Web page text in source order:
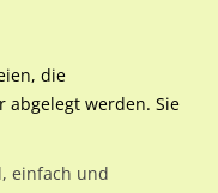
Württemberg
die
abgelegt werden. Sie
einfach und